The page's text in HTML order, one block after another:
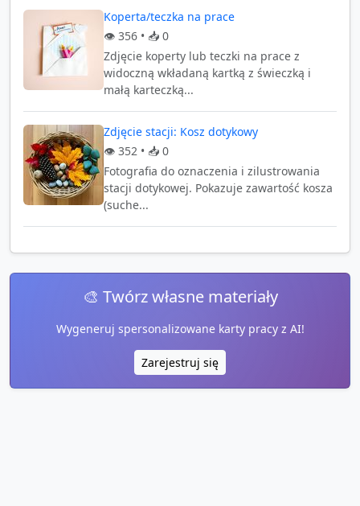
Koperta/teczka na prace
👁️ 356 • 📥 0
Zdjęcie koperty lub teczki na prace z
widoczną wkładaną kartką z świeczką i
małą karteczką...
Zdjęcie stacji: Kosz dotykowy
👁️ 352 • 📥 0
Fotografia do oznaczenia i zilustrowania
stacji dotykowej. Pokazuje zawartość kosza
(suche...
🎨 Twórz własne materiały
Wygeneruj spersonalizowane karty pracy z AI!
Zarejestruj się